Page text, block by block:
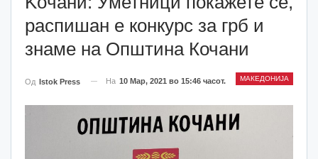
распишан е конкурс за грб и
знаме на Општина Кочани
МАКЕДОНИЈА
Од Istok Press На 10 Мар, 2021 во 15:46 часот.